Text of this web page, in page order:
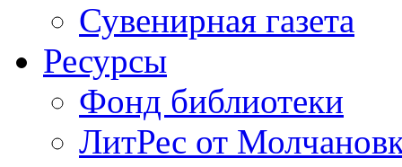
Сувенирная газета
Ресурсы
Фонд библиотеки
ЛитРес от